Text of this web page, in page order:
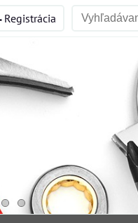
Registrácia